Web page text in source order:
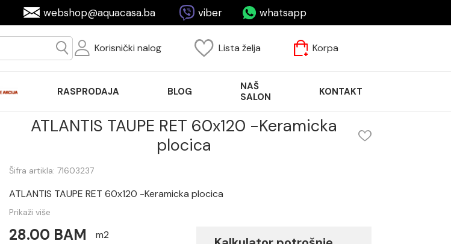
webshop@aquacasa.ba viber whatsapp
Korisnički nalog Lista želja Korpa
RASPRODAJA BLOG
NAŠ
SALON
KONTAKT
ATLANTIS TAUPE RET 60x120 -Keramicka
plocica
Šifra artikla: 71603237
ATLANTIS TAUPE RET 60x120 -Keramicka plocica
Prikaži više
28.00 BAM m2